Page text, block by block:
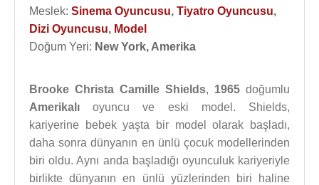
Meslek: Sinema Oyuncusu, Tiyatro Oyuncusu,
Dizi Oyuncusu, Model
Doğum Yeri: New York, Amerika
Brooke Christa Camille Shields, 1965 doğumlu
Amerikalı oyuncu ve eski model. Shields,
kariyerine bebek yaşta bir model olarak başladı,
daha sonra dünyanın en ünlü çocuk modellerinden
biri oldu. Aynı anda başladığı oyunculuk kariyeriyle
birlikte dünyanın en ünlü yüzlerinden biri haline